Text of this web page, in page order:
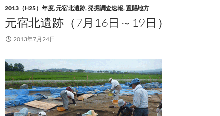
2013（H25）年度,元宿北遺跡,発掘調査速報,置賜地方
元宿北遺跡（7月16日～19日）
2013年7月24日